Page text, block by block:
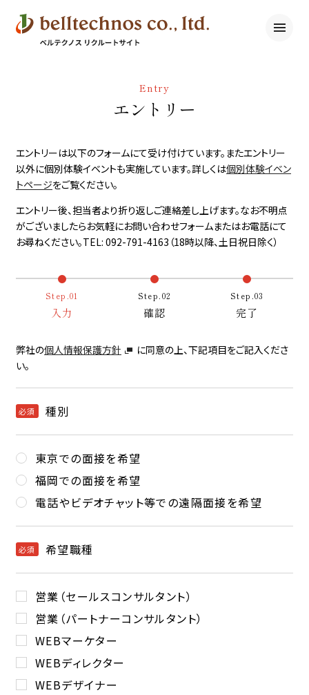
セールスコンサルタント
パートナーコンサルタント
WEBデザイナー
WEBライター
WEBアシスタント
一般事務
Entry
エントリー
エントリーは以下のフォームにて受け付けています。 またエントリー
以外に個別体験イベントも実施しています。詳しくは個別体験イベン
トページをご覧ください。
エントリー後、担当者より折り返しご連絡差し上げます。なお不明点
がございましたらお気軽にお問い合わせフォームまたはお電話にて
お尋ねください。TEL: 092-791-4163（18時以降、土日祝日除く）
Step.01
入力
Step.02
確認
Step.03
完了
弊社の個人情報保護方針
に同意の上、下記項目をご記入くださ
い。
必須 種別
東京での面接を希望
福岡での面接を希望
電話やビデオチャット等での遠隔面接を希望
必須 希望職種
営業（セールスコンサルタント）
営業（パートナーコンサルタント）
WEBマーケター
WEBディレクター
WEBデザイナー